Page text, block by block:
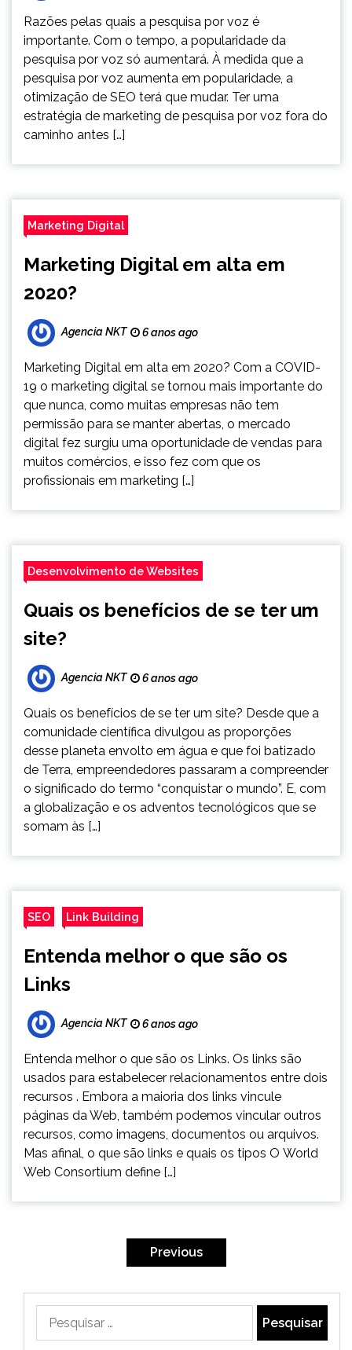
Razões pelas quais a pesquisa por voz é
importante. Com o tempo, a popularidade da
pesquisa por voz só aumentará. À medida que a
pesquisa por voz aumenta em popularidade, a
otimização de SEO terá que mudar. Ter uma
estratégia de marketing de pesquisa por voz fora do
caminho antes […]
Marketing Digital
Marketing Digital em alta em
2020?
Agencia NKT 6 anos ago
Marketing Digital em alta em 2020? Com a COVID-
19 o marketing digital se tornou mais importante do
que nunca, como muitas empresas não tem
permissão para se manter abertas, o mercado
digital fez surgiu uma oportunidade de vendas para
muitos comércios, e isso fez com que os
profissionais em marketing […]
Desenvolvimento de Websites
Quais os benefícios de se ter um
site?
Agencia NKT 6 anos ago
Quais os benefícios de se ter um site? Desde que a
comunidade científica divulgou as proporções
desse planeta envolto em água e que foi batizado
de Terra, empreendedores passaram a compreender
o significado do termo “conquistar o mundo”. E, com
a globalização e os adventos tecnológicos que se
somam às […]
SEO Link Building
Entenda melhor o que são os
Links
Agencia NKT 6 anos ago
Entenda melhor o que são os Links. Os links são
usados ​​para estabelecer relacionamentos entre dois
recursos . Embora a maioria dos links vincule
páginas da Web, também podemos vincular outros
recursos, como imagens, documentos ou arquivos.
Mas afinal, o que são links e quais os tipos O World
Web Consortium define […]
Previous
por: